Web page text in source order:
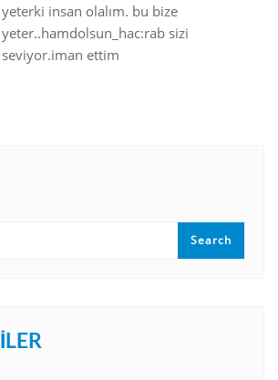
yeterki insan olalım. bu bize
yeter..hamdolsun_hac:rab sizi
seviyor.iman ettim